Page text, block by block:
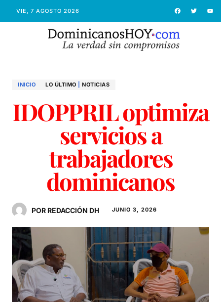
VIE, 7 AGOSTO 2026
INICIO LO ÚLTIMO NOTICIAS
IDOPPRIL optimiza
servicios a
trabajadores
dominicanos
POR REDACCIÓN DH JUNIO 3, 2026